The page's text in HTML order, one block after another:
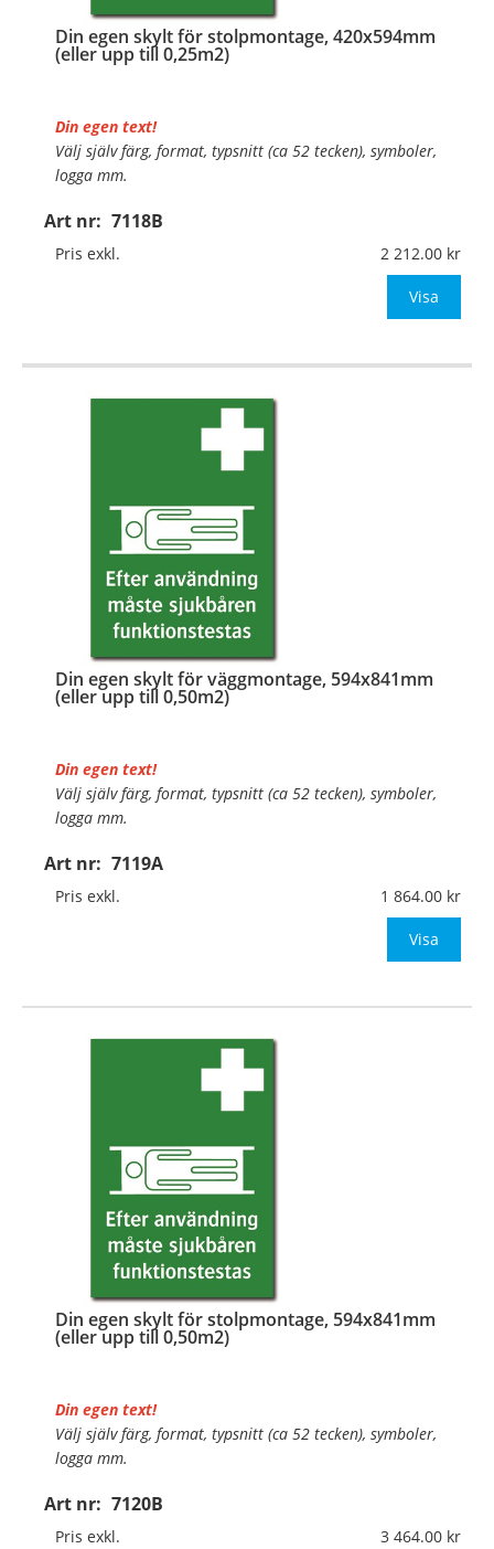
Din egen skylt för stolpmontage, 420x594mm
(eller upp till 0,25m2)
Art nr: 7118B
Din egen text!
Välj själv färg, format, typsnitt (ca 52 tecken), symboler,
logga mm.
Material:Kantvikt aluminium, 2mm (stolpmontage)
Mått:420x594mm (eller annat mått upp till 0,25m²)
Pris exkl. 2 212.00
Visa
Din egen skylt för väggmontage, 594x841mm
(eller upp till 0,50m2)
Art nr: 7119A
Din egen text!
Välj själv färg, format, typsnitt (ca 52 tecken), symboler,
logga mm.
Material:Plan aluminium, 0,7mm (väggmontage)
Mått:594x841mm (eller annat mått upp till 0,50m²)
Pris exkl. 1 864.00
Visa
Din egen skylt för stolpmontage, 594x841mm
(eller upp till 0,50m2)
Art nr: 7120B
Din egen text!
Välj själv färg, format, typsnitt (ca 52 tecken), symboler,
logga mm.
Material:Kantvikt aluminium, 2mm (stolpmontage)
Mått:594x841mm (eller annat mått upp till 0,50m²)
Pris exkl. 3 464.00